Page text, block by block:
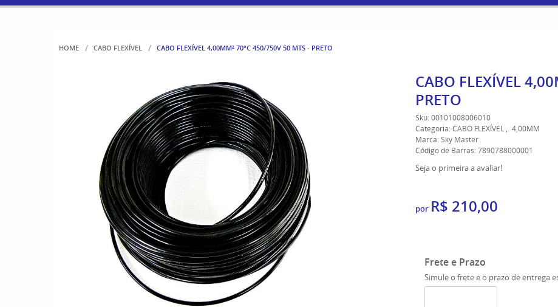
HOME CABO FLEXÍVEL CABO FLEXÍVEL 4,00MM² 70°C 450/750V 50 MTS - PRETO
CABO FLEXÍVEL
PRETO
Sku:00101008006010
Categoria: CABO FLEXÍVEL
4,00MM
Marca:Sky Master
Código de Barras:7890788000001
Seja o primeira a avaliar!
por R$ 210,00
Frete e Prazo
Simule o frete e o prazo de entrega